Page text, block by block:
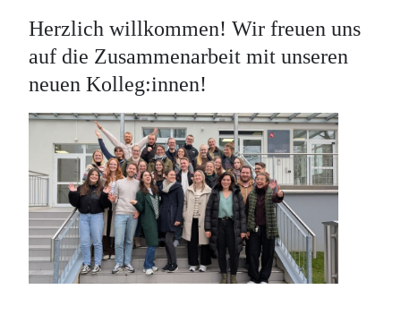
Herzlich willkommen! Wir freuen uns
auf die Zusammenarbeit mit unseren
neuen Kolleg:innen!